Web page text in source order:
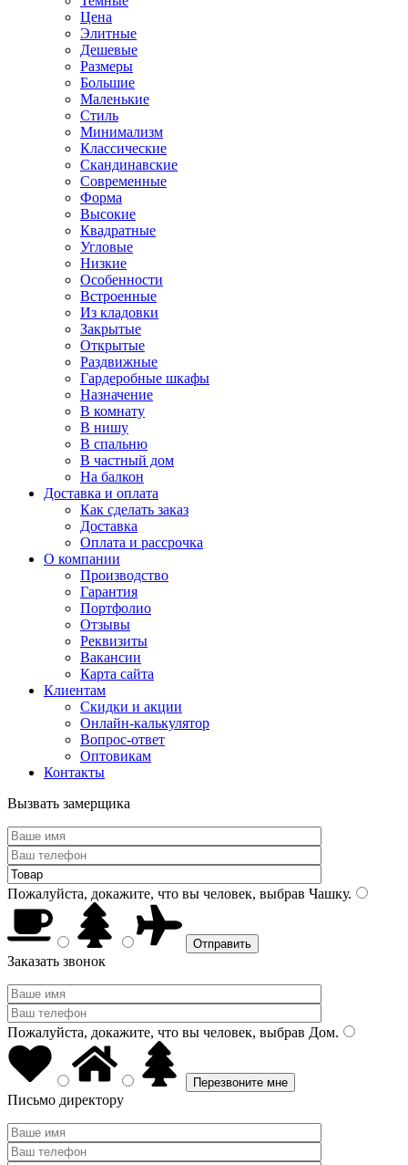
Цена
Элитные
Дешевые
Размеры
Большие
Маленькие
Стиль
Минимализм
Классические
Скандинавские
Современные
Форма
Высокие
Квадратные
Угловые
Низкие
Особенности
Встроенные
Из кладовки
Закрытые
Открытые
Раздвижные
Гардеробные шкафы
Назначение
В комнату
В нишу
В спальню
В частный дом
На балкон
Доставка и оплата
Как сделать заказ
Доставка
Оплата и рассрочка
О компании
Производство
Гарантия
Портфолио
Отзывы
Реквизиты
Вакансии
Карта сайта
Клиентам
Скидки и акции
Онлайн-калькулятор
Вопрос-ответ
Оптовикам
Контакты
Вызвать замерщика
Пожалуйста, докажите, что вы человек, выбрав Чашку.
Заказать звонок
Пожалуйста, докажите, что вы человек, выбрав Дом.
Письмо директору